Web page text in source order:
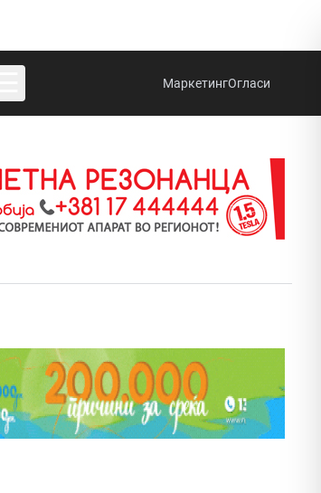
МаркетингОгласи